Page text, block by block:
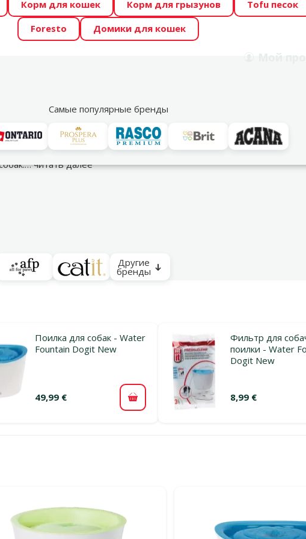
Dino Zoo предлагает отличные цены на ТОП-овые корма! 🍖
“GADA ŪSAIŅI”! Возможно Твой питомец станет звездой
Корм для кошек Корм для грызунов
Tofu песок
Foresto
Домики для кошек
Самые популярные бренды
Акции
фонтаны для собак
читать далее
Другие
бренды
Поилка для собак - Water
Fountain Dogit New
49,99 € В корзину
Фильтр для
поилки - Water
Dogit New
8,99 €